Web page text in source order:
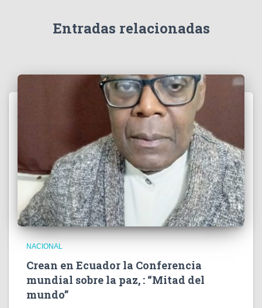
Entradas relacionadas
NACIONAL
Crean en Ecuador la Conferencia
mundial sobre la paz, : “Mitad del
mundo”